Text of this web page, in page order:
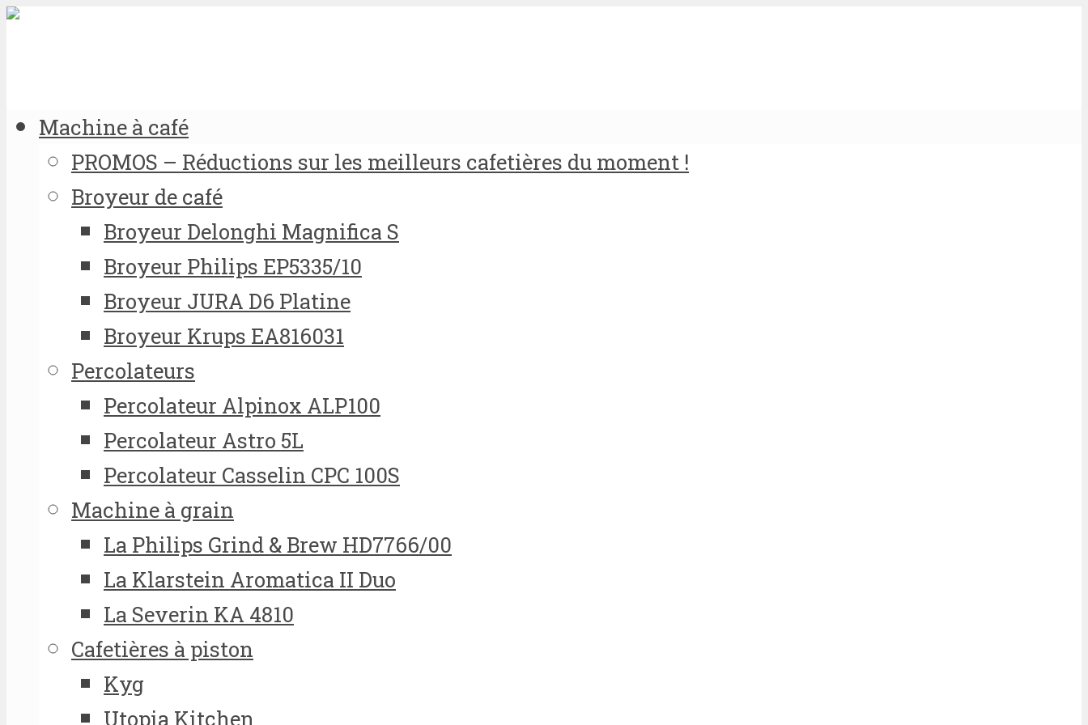
Machine à café
PROMOS – Réductions sur les meilleurs cafetières du moment !
Broyeur de café
Broyeur Delonghi Magnifica S
Broyeur Philips EP5335/10
Broyeur JURA D6 Platine
Broyeur Krups EA816031
Percolateurs
Percolateur Alpinox ALP100
Percolateur Astro 5L
Percolateur Casselin CPC 100S
Machine à grain
La Philips Grind & Brew HD7766/00
La Klarstein Aromatica II Duo
La Severin KA 4810
Cafetières à piston
Kyg
Utopia Kitchen